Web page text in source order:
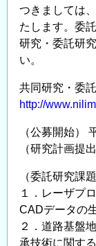
究
所
研
究
所
公
型
委
託
究
係
つきましては
たします。委
研究・委託研
い。
共同研究・委託
http://
（公募開始）
（研究計画提
（委託研究課題
１．レーザプ
CADデータの
２．道路基盤
承技術に関す